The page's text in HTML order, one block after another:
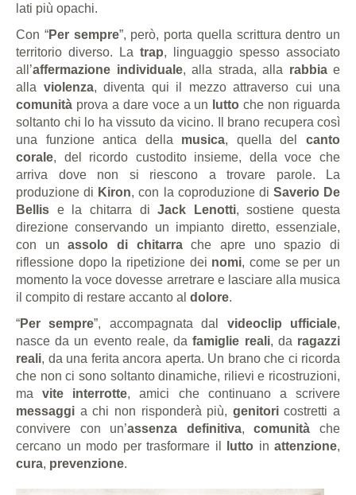
lati più opachi.
Con “Per sempre”, però, porta quella scrittura dentro un
territorio diverso. La trap, linguaggio spesso associato
all’affermazione individuale, alla strada, alla rabbiae
alla violenza, diventa qui il mezzo attraverso cui una
comunità prova a dare voce a un lutto che non riguarda
soltanto chi lo ha vissuto da vicino. Il brano recupera così
una funzione antica della musica, quella delcanto
corale, del ricordo custodito insieme, della voce che
arriva dove non si riescono a trovare parole. La
produzione di Kiron, con la coproduzione di Saverio De
Bellis e la chitarra diJack Lenotti, sostiene questa
direzione conservando un impianto diretto, essenziale,
con unassolo di chitarrache apre uno spazio di
riflessione dopo la ripetizione dei nomi, come se per un
momento la voce dovesse arretrare e lasciare alla musica
il compito di restare accanto al dolore.
“Per sempre”, accompagnata dal videoclip ufficiale,
nasce da un evento reale, dafamiglie reali, da ragazzi
reali, da una ferita ancora aperta. Un brano che ci ricorda
che non ci sono soltanto dinamiche, rilievi e ricostruzioni,
mavite interrotte, amici che continuano a scrivere
messaggi a chi non risponderà più, genitoricostretti a
convivere con un’assenza definitiva,comunità che
cercano un modo per trasformare il
lutto in attenzione,
cura, prevenzione.